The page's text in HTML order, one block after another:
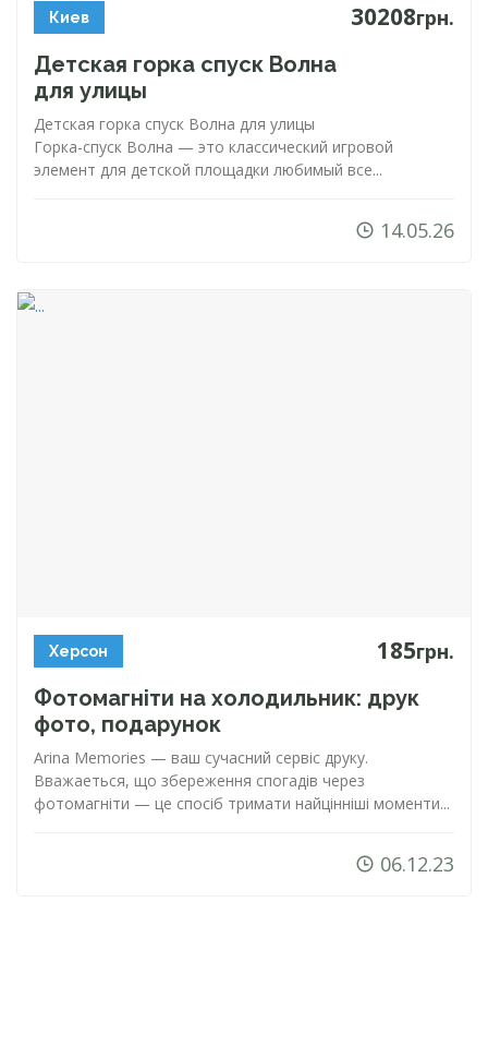
Киев 30208грн.
Детская горка спуск Волна
для улицы
Детская горка спуск Волна для улицы
Горка-спуск Волна — это классический игровой
элемент для детской площадки любимый все...
14.05.26
Херсон 185грн.
Фотомагніти на холодильник: друк
фото, подарунок
Arina Memories — ваш сучасний сервіс друку.
Вважаеться, що збереження спогадів через
фотомагніти — це спосіб тримати найцінніші моменти...
06.12.23